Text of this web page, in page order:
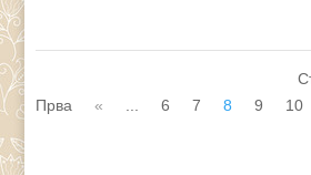
Прва
« ... 6 7 8 9 10